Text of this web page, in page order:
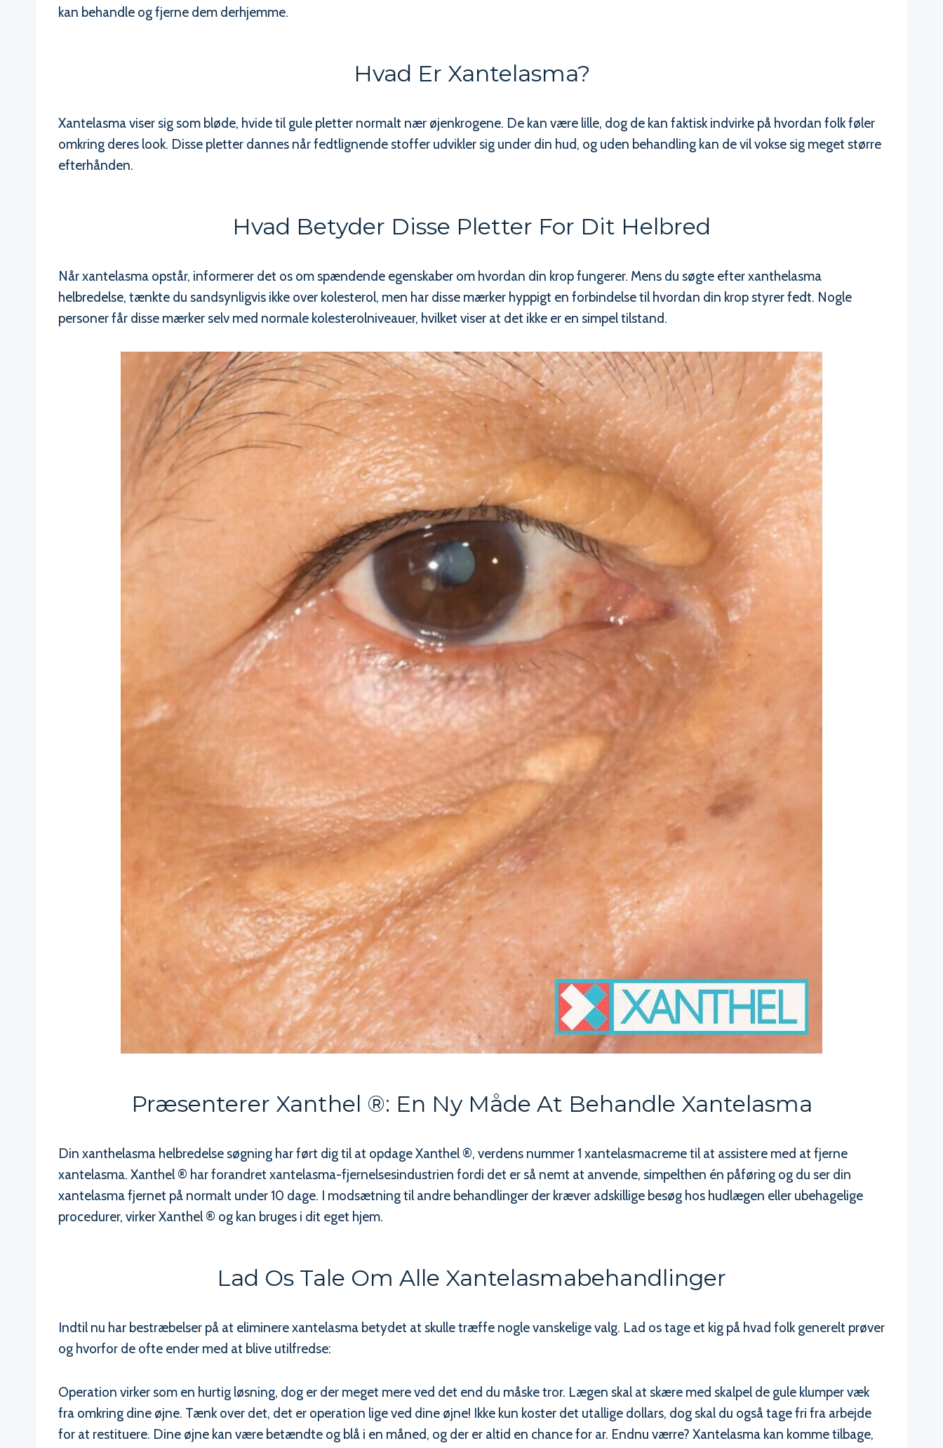
kan behandle og fjerne dem derhjemme.
Hvad Er Xantelasma?
Xantelasma viser sig som bløde, hvide til gule pletter normalt nær øjenkrogene. De kan være lille, dog de kan faktisk indvirke på hvordan folk føler
omkring deres look. Disse pletter dannes når fedtlignende stoffer udvikler sig under din hud, og uden behandling kan de vil vokse sig meget større
efterhånden.
Hvad Betyder Disse Pletter For Dit Helbred
Når xantelasma opstår, informerer det os om spændende egenskaber om hvordan din krop fungerer. Mens du søgte efter xanthelasma
helbredelse, tænkte du sandsynligvis ikke over kolesterol, men har disse mærker hyppigt en forbindelse til hvordan din krop styrer fedt. Nogle
personer får disse mærker selv med normale kolesterolniveauer, hvilket viser at det ikke er en simpel tilstand.
Præsenterer Xanthel ®: En Ny Måde At Behandle Xantelasma
Din xanthelasma helbredelse søgning har ført dig til at opdage Xanthel ®, verdens nummer 1 xantelasmacreme til at assistere med at fjerne
xantelasma. Xanthel ® har forandret xantelasma-fjernelsesindustrien fordi det er så nemt at anvende, simpelthen én påføring og du ser din
xantelasma fjernet på normalt under 10 dage. I modsætning til andre behandlinger der kræver adskillige besøg hos hudlægen eller ubehagelige
procedurer, virker Xanthel ® og kan bruges i dit eget hjem.
Lad Os Tale Om Alle Xantelasmabehandlinger
Indtil nu har bestræbelser på at eliminere xantelasma betydet at skulle træffe nogle vanskelige valg. Lad os tage et kig på hvad folk generelt prøver
og hvorfor de ofte ender med at blive utilfredse:
Operation virker som en hurtig løsning, dog er der meget mere ved det end du måske tror. Lægen skal at skære med skalpel de gule klumper væk
fra omkring dine øjne. Tænk over det, det er operation lige ved dine øjne! Ikke kun koster det utallige dollars, dog skal du også tage fri fra arbejde
for at restituere. Dine øjne kan være betændte og blå i en måned, og der er altid en chance for ar. Endnu værre? Xantelasma kan komme tilbage,